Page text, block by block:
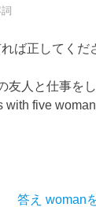
ば正してくだ
友人と仕事をし
with five
答え woman